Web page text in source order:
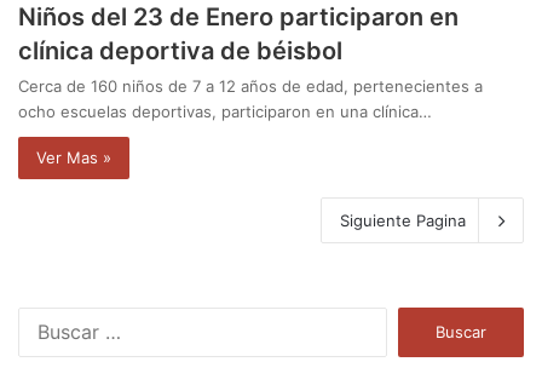
Niños del 23 de Enero participaron en
clínica deportiva de béisbol
Cerca de 160 niños de 7 a 12 años de edad, pertenecientes a
ocho escuelas deportivas, participaron en una clínica…
Ver Mas »
Siguiente Pagina